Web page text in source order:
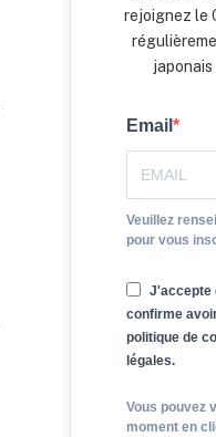
rejoignez le
japonais
Email
Veuillez
pour vous
J'accepte
confirme
politique de
légales.
Vous pouvez
moment en